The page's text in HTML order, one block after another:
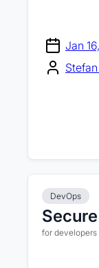
Jan
DevOps
for developers